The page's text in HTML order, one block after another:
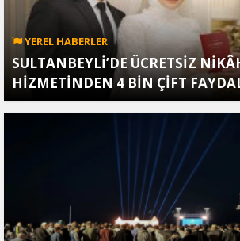
YEREL HABERLER
SULTANBEYLİ’DE ÜCRETSİZ
HİZMETİNDEN 4 BİN ÇİFT